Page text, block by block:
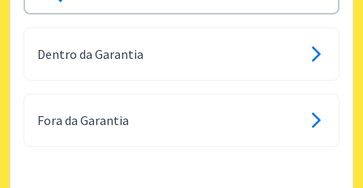
Dentro da Garantia
Fora da Garantia